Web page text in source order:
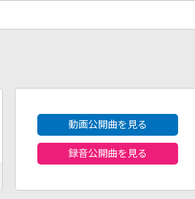
動画公開曲を見る
録音公開曲を見る